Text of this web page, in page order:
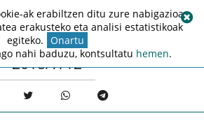
2018/7/12
ak erabiltzen ditu zure nabigazioa
erakusteko eta analisi estatistikoak
egiteko. Onartu
nahi baduzu, kontsultatu hemen.